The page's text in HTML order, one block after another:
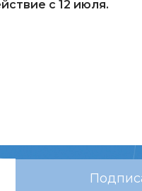
с 12 июля.